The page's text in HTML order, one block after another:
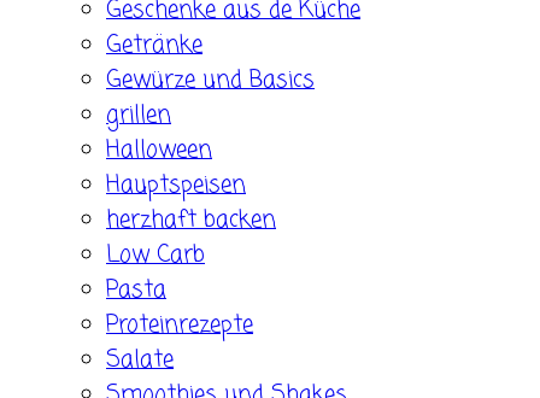
Geschenke aus de Küche
Getränke
Gewürze und Basics
grillen
Halloween
Hauptspeisen
herzhaft backen
Low Carb
Pasta
Proteinrezepte
Salate